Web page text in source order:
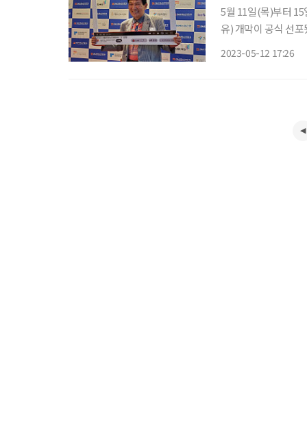
5월 11일(목)부터
유) 개막이 공식 선
2023-05-12 17:26